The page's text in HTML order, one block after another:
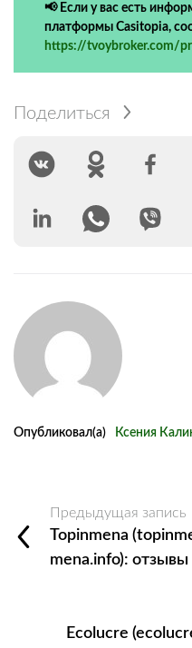
📢 Если у вас есть
платформы Casitopia,
https://tvoybroker.com/
Поделиться
Опубликовал(а) Ксения
Предыдущая запись
Topinmena
mena.info):
Ecolucre